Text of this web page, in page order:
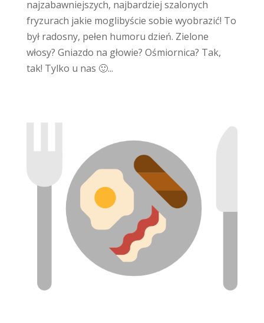
najzabawniejszych, najbardziej szalonych
fryzurach jakie moglibyście sobie wyobrazić! To
był radosny, pełen humoru dzień. Zielone
włosy? Gniazdo na głowie? Ośmiornica? Tak,
tak! Tylko u nas 🙂...